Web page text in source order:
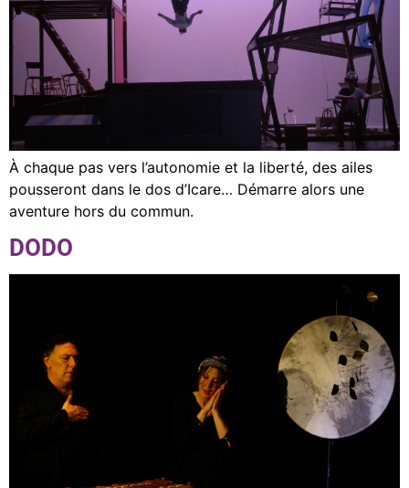
À chaque pas vers l’autonomie et la liberté, des ailes
pousseront dans le dos d’Icare… Démarre alors une
aventure hors du commun.
DODO